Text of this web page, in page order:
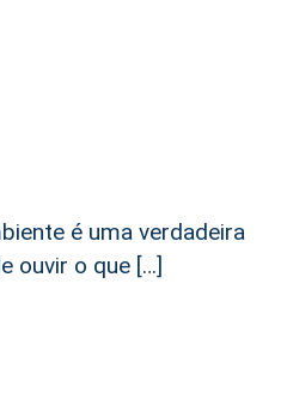
é uma verdadeira
ouvir o que […]